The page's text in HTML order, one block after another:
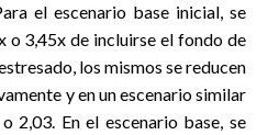
el escenario base inicial, se
o 3,45x de incluirse el fondo de
los mismos se reducen
y en un escenario similar
2,03. En el escenario base, se